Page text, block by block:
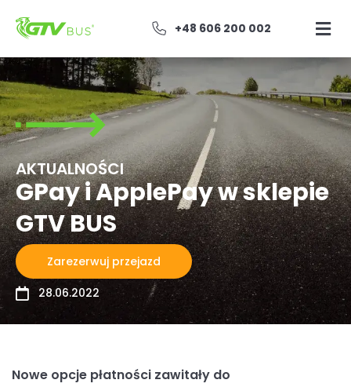
+48 606 200 002
AKTUALNOŚCI
GPay i ApplePay w sklepie
GTV BUS
Zarezerwuj przejazd
28.06.2022
Nowe opcje płatności zawitały do